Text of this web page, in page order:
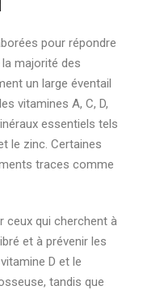
pour répondre
majorité des
un large éventail
vitamines A, C, D,
essentiels tels
le zinc. Certaines
traces comme
ceux qui cherchent à
et à prévenir les
D et le
tandis que